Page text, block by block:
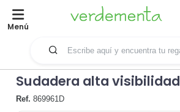
Menú
Sudadera alta visibilidad
Ref. 869961D